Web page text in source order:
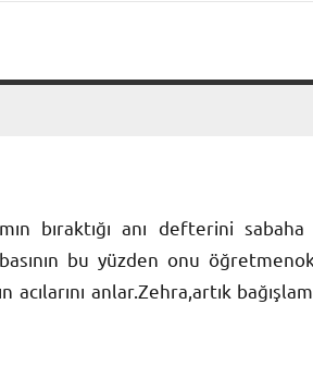
bıraktığı anı defterini
bu yüzden onu
anlar.Zehra,artık